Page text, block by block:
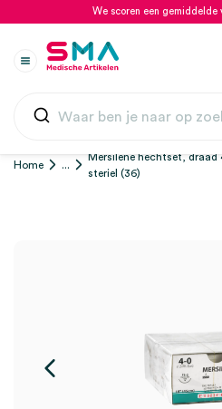
We scoren een gemiddelde
Home ...
Mersilene hechtset,
steriel (36)